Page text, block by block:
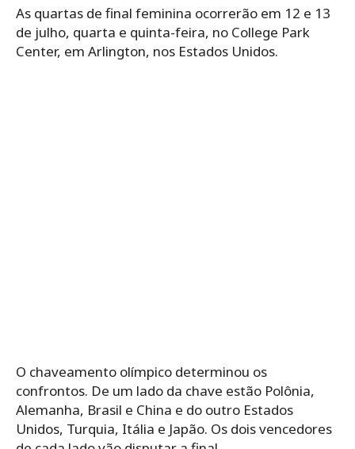
As quartas de final feminina ocorrerão em 12 e 13
de julho, quarta e quinta-feira, no College Park
Center, em Arlington, nos Estados Unidos.
O chaveamento olímpico determinou os
confrontos. De um lado da chave estão Polônia,
Alemanha, Brasil e China e do outro Estados
Unidos, Turquia, Itália e Japão. Os dois vencedores